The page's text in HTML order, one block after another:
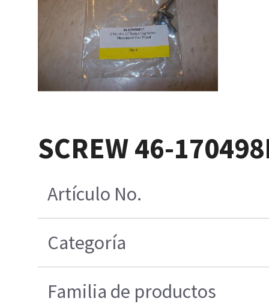
SCREW 46-
Artículo No.
Categoría
Familia de productos